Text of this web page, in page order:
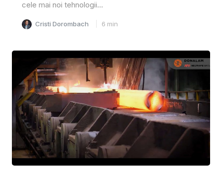
cele mai noi tehnologii...
Cristi Dorombach 6 min